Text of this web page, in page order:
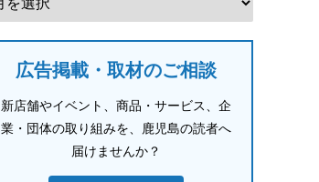
広告掲載・取材のご相談
新店舗やイベント、商品・サービス、企
業・団体の取り組みを、鹿児島の読者へ
届けませんか？